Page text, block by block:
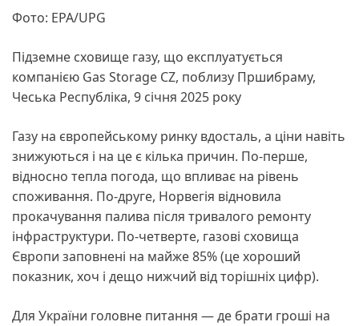
Фото: EPA/UPG
Підземне сховище газу, що експлуатується
компанією Gas Storage CZ, поблизу Пршибраму,
Чеська Республіка, 9 січня 2025 року
Газу на європейському ринку вдосталь, а ціни навіть
знижуються і на це є кілька причин. По-перше,
відносно тепла погода, що впливає на рівень
споживання. По-друге, Норвегія відновила
прокачування палива після тривалого ремонту
інфраструктури. По-четверте, газові сховища
Європи заповнені на майже 85% (це хороший
показник, хоч і дещо нижчий від торішніх цифр).
Для України головне питання — де брати гроші на